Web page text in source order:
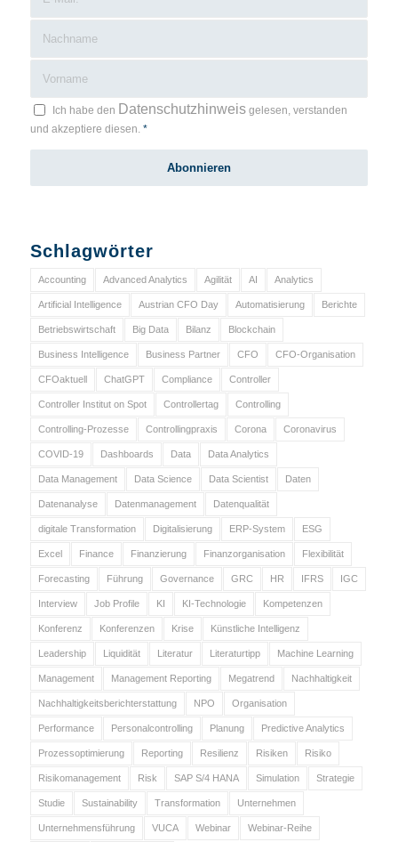
Ich habe den Datenschutzhinweisgelesen, verstanden
und akzeptiere diesen. *
Schlagwörter
Accounting Advanced Analytics Agilität AI Analytics
Artificial Intelligence Austrian CFO Day Automatisierung Berichte
Betriebswirtschaft Big Data Bilanz Blockchain
Business Intelligence Business Partner CFO CFO-Organisation
CFOaktuell ChatGPT Compliance Controller
Controller Institut on Spot Controllertag Controlling
Controlling-Prozesse Controllingpraxis Corona Coronavirus
COVID-19 Dashboards Data Data Analytics
Data Management Data Science Data Scientist Daten
Datenanalyse Datenmanagement Datenqualität
digitale Transformation Digitalisierung ERP-System ESG
Excel Finance Finanzierung Finanzorganisation Flexibilität
Forecasting Führung Governance GRC HR IFRS IGC
Interview Job Profile KI KI-Technologie Kompetenzen
Konferenz Konferenzen Krise Künstliche Intelligenz
Leadership Liquidität Literatur Literaturtipp Machine Learning
Management Management Reporting Megatrend Nachhaltigkeit
Nachhaltigkeitsberichterstattung NPO Organisation
Performance Personalcontrolling Planung Predictive Analytics
Prozessoptimierung Reporting Resilienz Risiken Risiko
Risikomanagement Risk SAP S/4 HANA Simulation Strategie
Studie Sustainability Transformation Unternehmen
Unternehmensführung VUCA Webinar Webinar-Reihe